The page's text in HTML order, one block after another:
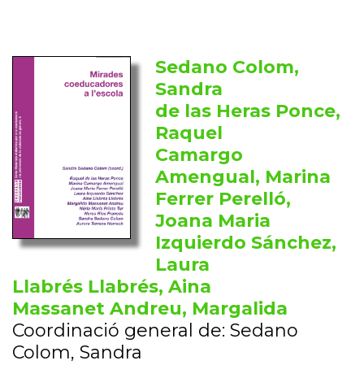
Sedano Colom,
Sandra
de las Heras Ponce,
Raquel
Camargo
Amengual, Marina
Ferrer Perelló,
Joana Maria
Izquierdo Sánchez,
Laura
Llabrés Llabrés, Aina
Massanet Andreu, Margalida
Coordinació general de: Sedano
Colom, Sandra